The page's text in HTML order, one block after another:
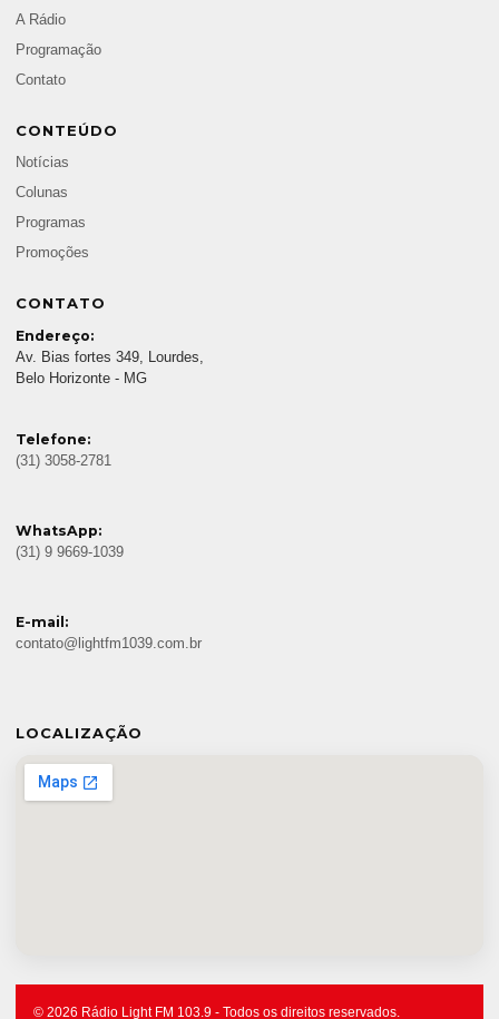
A Rádio
Programação
Contato
CONTEÚDO
Notícias
Colunas
Programas
Promoções
CONTATO
Endereço:
Av. Bias fortes 349, Lourdes,
Belo Horizonte - MG
Telefone:
(31) 3058-2781
WhatsApp:
(31) 9 9669-1039
E-mail:
contato@lightfm1039.com.br
LOCALIZAÇÃO
© 2026 Rádio Light FM 103.9 - Todos os direitos reservados.